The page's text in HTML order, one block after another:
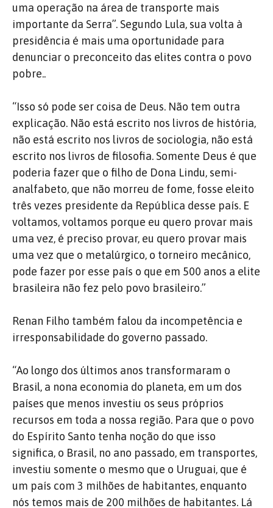
uma operação na área de transporte mais
importante da Serra”. Segundo Lula, sua volta à
presidência é mais uma oportunidade para
denunciar o preconceito das elites contra o povo
pobre..
“Isso só pode ser coisa de Deus. Não tem outra
explicação. Não está escrito nos livros de história,
não está escrito nos livros de sociologia, não está
escrito nos livros de filosofia. Somente Deus é que
poderia fazer que o filho de Dona Lindu, semi-
analfabeto, que não morreu de fome, fosse eleito
três vezes presidente da República desse país. E
voltamos, voltamos porque eu quero provar mais
uma vez, é preciso provar, eu quero provar mais
uma vez que o metalúrgico, o torneiro mecânico,
pode fazer por esse país o que em 500 anos a elite
brasileira não fez pelo povo brasileiro.”
Renan Filho também falou da incompetência e
irresponsabilidade do governo passado.
“Ao longo dos últimos anos transformaram o
Brasil, a nona economia do planeta, em um dos
países que menos investiu os seus próprios
recursos em toda a nossa região. Para que o povo
do Espírito Santo tenha noção do que isso
significa, o Brasil, no ano passado, em transportes,
investiu somente o mesmo que o Uruguai, que é
um país com 3 milhões de habitantes, enquanto
nós temos mais de 200 milhões de habitantes. Lá